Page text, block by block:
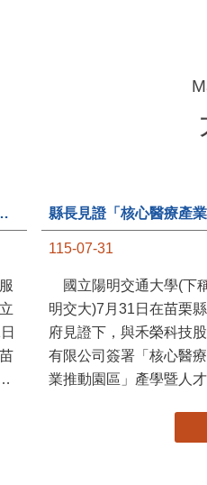
在苗栗市維祥里揭牌
115-07-31
國立陽明交通大學(下